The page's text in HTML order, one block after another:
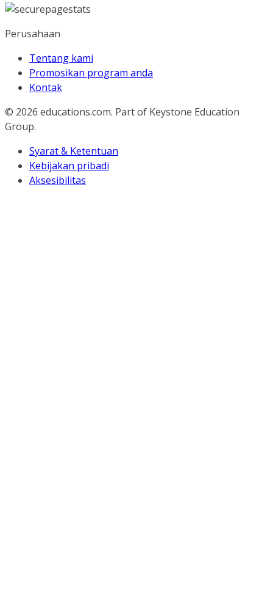
Perusahaan
Tentang kami
Promosikan program anda
Kontak
© 2026 educations.com. Part of Keystone Education
Group.
Syarat & Ketentuan
Kebijakan pribadi
Aksesibilitas